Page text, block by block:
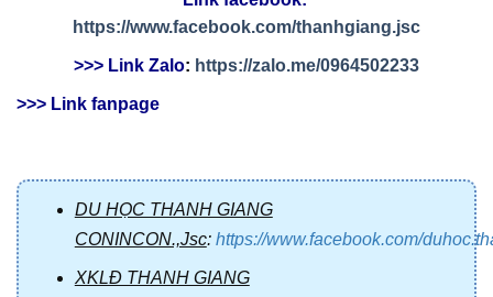
https://www.facebook.com/thanhgiang.jsc
>>> Link Zalo: https://zalo.me/0964502233
>>> Link fanpage
DU HỌC THANH GIANG
CONINCON.,Jsc: https://www.facebook.com/
XKLĐ THANH GIANG